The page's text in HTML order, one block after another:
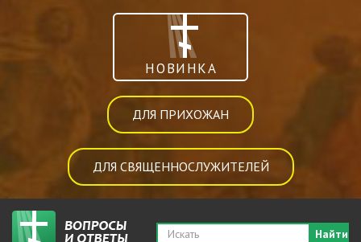
НОВИНКА
ДЛЯ ПРИХОЖАН
ДЛЯ СВЯЩЕННОСЛУЖИТЕЛЕЙ
Найти